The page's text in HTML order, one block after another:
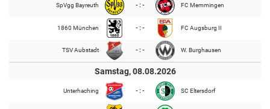
SpVgg Bayreuth - : - FC Memmingen
1860 München - : - FC Augsburg II
TSV Aubstadt - : - W. Burghausen
Samstag, 08.08.2026
Unterhaching - : - SC Eltersdorf